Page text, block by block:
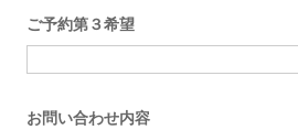
ご予約第３希望
お問い合わせ内容